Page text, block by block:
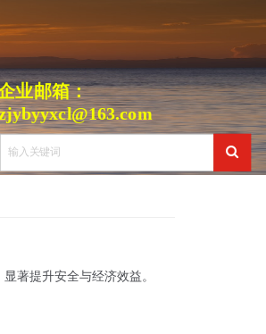
业邮箱：
著提升安全与经济效益。